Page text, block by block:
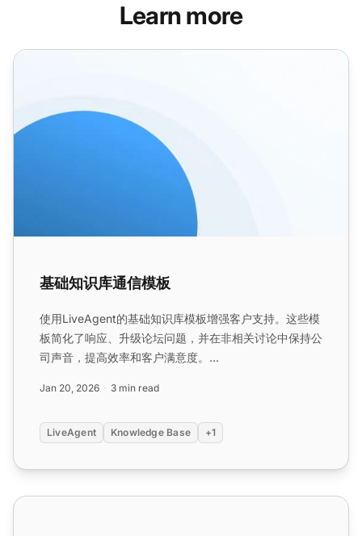
Learn more
基础知识库通信模板
基础知识库通信模板
使用LiveAgent的基础知识库模板增强客户支持。这些模
板简化了响应、升级论坛问题，并在非相关讨论中保持公
司声音，提高效率和客户满意度。...
Jan 20, 2026 3 min read
LiveAgent Knowledge Base +1
知识库功能